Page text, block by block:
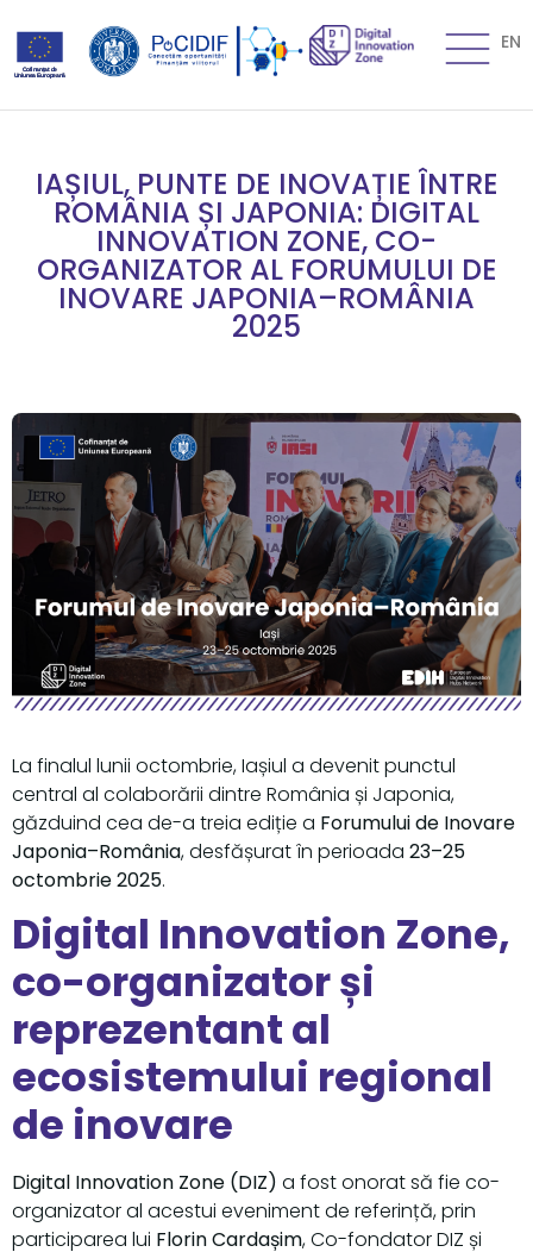
EN
IAȘIUL, PUNTE DE INOVAȚIE ÎNTRE
ROMÂNIA ȘI JAPONIA: DIGITAL
INNOVATION ZONE, CO-
ORGANIZATOR AL FORUMULUI DE
INOVARE JAPONIA–ROMÂNIA
2025
La finalul lunii octombrie, Iașiul a devenit punctul
central al colaborării dintre România și Japonia,
găzduind cea de-a treia ediție a Forumului de Inovare
Japonia–România, desfășurat în perioada 23–25
octombrie 2025.
Digital Innovation Zone,
co-organizator și
reprezentant al
ecosistemului regional
de inovare
Digital Innovation Zone (DIZ) a fost onorat să fie co-
organizator al acestui eveniment de referință, prin
participarea lui Florin Cardașim, Co-fondator DIZ și